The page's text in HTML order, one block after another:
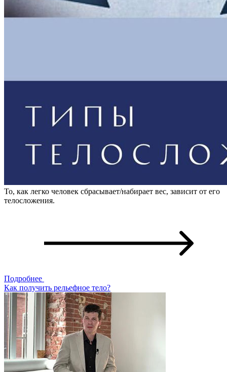
То, как легко человек сбрасывает/набирает вес, зависит от его
телосложения.
Подробнее
Как получить рельефное тело?